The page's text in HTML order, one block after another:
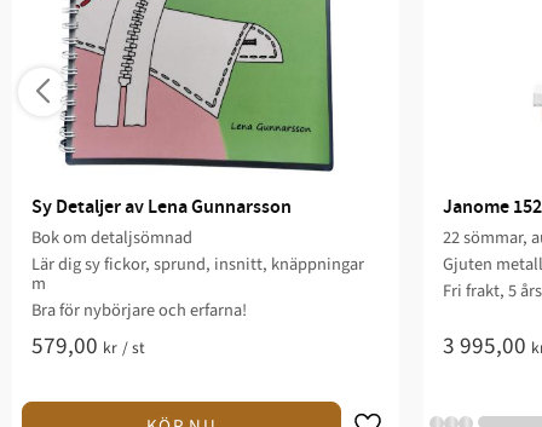
Sy Detaljer av Lena Gunnarsson
Bok om detaljsömnad
Lär dig sy fickor, sprund, insnitt, knäppningar
m
Bra för nybörjare och erfarna!
579,00 kr /st
Janome
22 sömmar,
Gjuten
Fri frakt, 5
3 995,00